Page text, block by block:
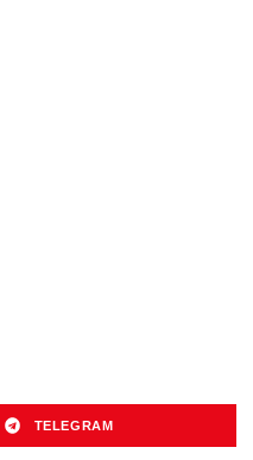
TELEGRAM